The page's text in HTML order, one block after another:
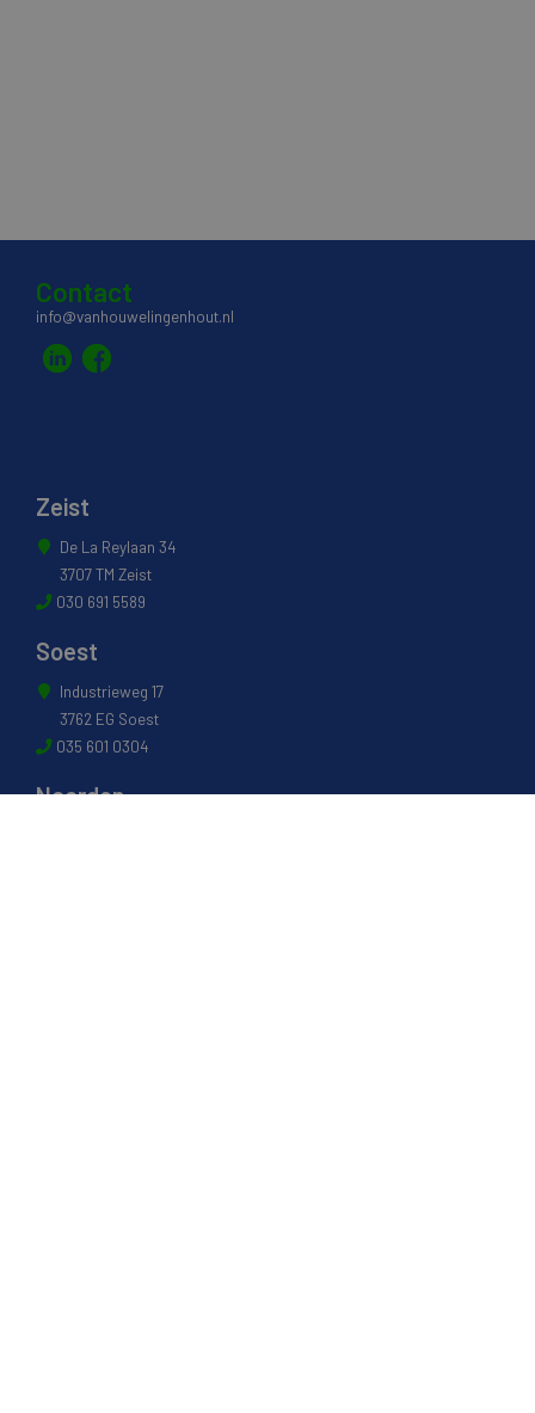
Contact
info@vanhouwelingenhout.nl
Zeist
De La Reylaan 34
3707 TM Zeist
030 691 5589
Soest
Industrieweg 17
3762 EG Soest
035 601 0304
Naarden